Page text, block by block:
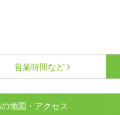
営業時間など
地図・アクセス